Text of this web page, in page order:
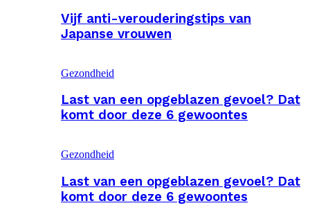
Vijf anti-verouderingstips van
Japanse vrouwen
Gezondheid
Last van een opgeblazen gevoel? Dat
komt door deze 6 gewoontes
Gezondheid
Last van een opgeblazen gevoel? Dat
komt door deze 6 gewoontes